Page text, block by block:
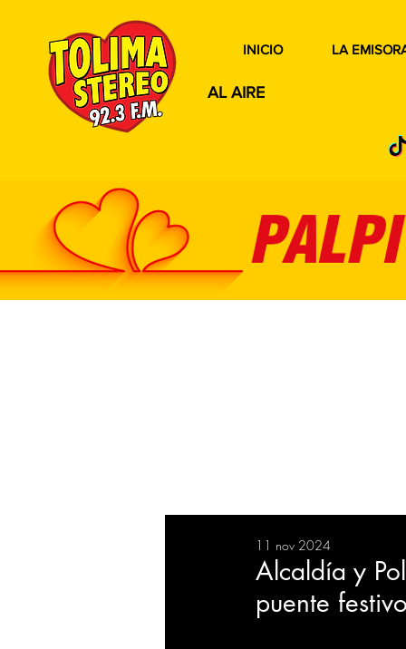
AL AIRE
INICIO LA
BIENESTAR EVENTOS
EMPRESAS
Alcaldía y
puente
11 nov 2024